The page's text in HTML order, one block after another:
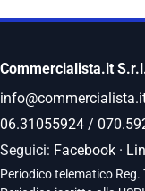
Commercialista.it
06.31055924 /
Seguici: Facebook ·
Periodico telematico